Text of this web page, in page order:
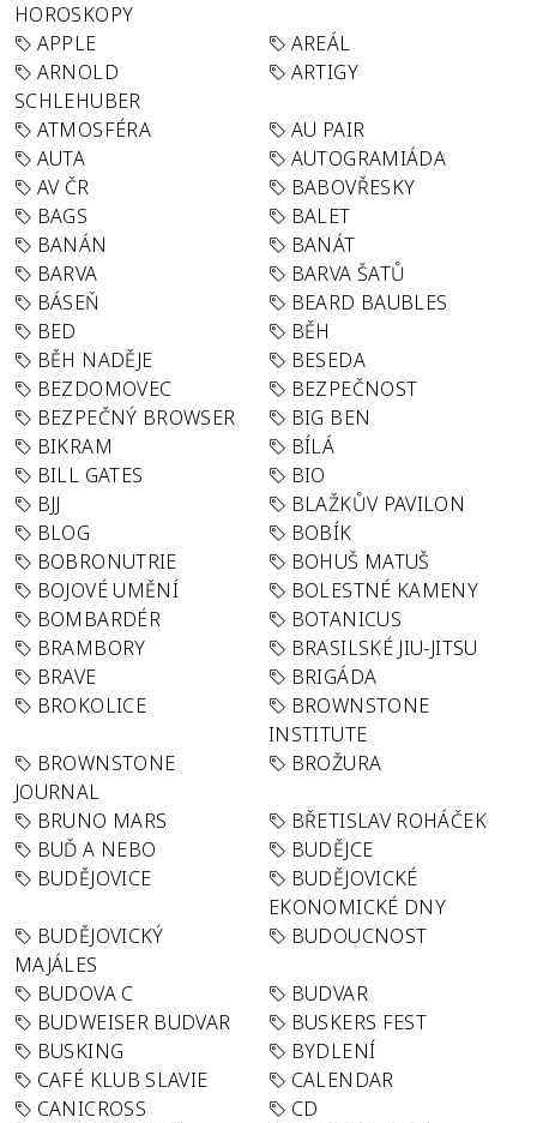
HOROSKOPY
APPLE
AREÁL
ARNOLD
SCHLEHUBER
ARTIGY
ATMOSFÉRA
AU PAIR
AUTA
AUTOGRAMIÁDA
AV ČR
BABOVŘESKY
BAGS
BALET
BANÁN
BANÁT
BARVA
BARVA ŠATŮ
BÁSEŇ
BEARD BAUBLES
BED
BĚH
BĚH NADĚJE
BESEDA
BEZDOMOVEC
BEZPEČNOST
BEZPEČNÝ BROWSER
BIG BEN
BIKRAM
BÍLÁ
BILL GATES
BIO
BJJ
BLAŽKŮV PAVILON
BLOG
BOBÍK
BOBRONUTRIE
BOHUŠ MATUŠ
BOJOVÉ UMĚNÍ
BOLESTNÉ KAMENY
BOMBARDÉR
BOTANICUS
BRAMBORY
BRASILSKÉ JIU-JITSU
BRAVE
BRIGÁDA
BROKOLICE
BROWNSTONE
INSTITUTE
BROWNSTONE
JOURNAL
BROŽURA
BRUNO MARS
BŘETISLAV ROHÁČEK
BUĎ A NEBO
BUDĚJCE
BUDĚJOVICE
BUDĚJOVICKÉ
EKONOMICKÉ DNY
BUDĚJOVICKÝ
MAJÁLES
BUDOUCNOST
BUDOVA C
BUDVAR
BUDWEISER BUDVAR
BUSKERS FEST
BUSKING
BYDLENÍ
CAFÉ KLUB SLAVIE
CALENDAR
CANICROSS
CD